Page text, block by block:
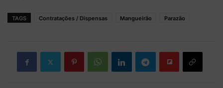
TAGS Contratações / Dispensas Mangueirão Parazão